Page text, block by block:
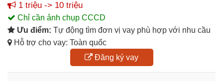
1 triệu -> 10 triệu
Chỉ cần ảnh chụp CCCD
Ưu điểm: Tự động tìm đơn vị vay phù hợp với nhu cầu
Hỗ trợ cho vay: Toàn quốc
Đăng ký vay